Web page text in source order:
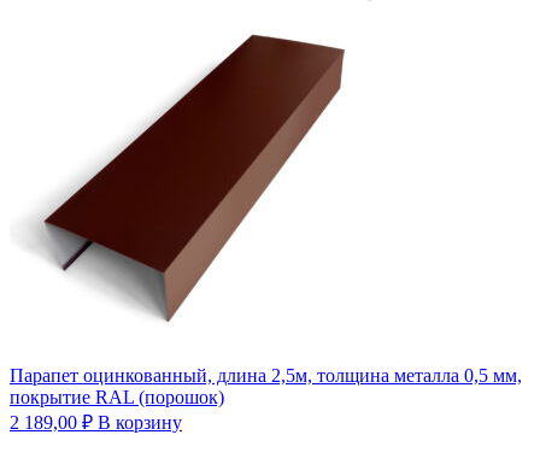
Парапет оцинкованный, длина 2,5м, толщина металла 0,5 мм,
покрытие RAL (порошок)
2 189,00 ₽ В корзину